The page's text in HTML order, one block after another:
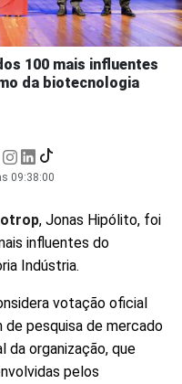
100 mais influentes
da biotecnologia
09:38:00
, Jonas Hipólito, foi
influentes do
Indústria.
votação oficial
pesquisa de mercado
da organização, que
pelos